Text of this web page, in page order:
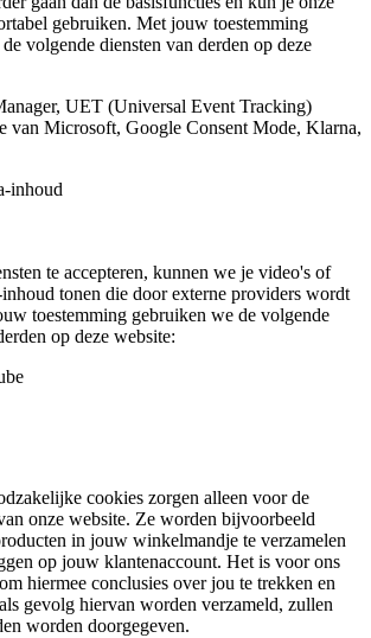
gebruiken. Met jouw toestemming
volgende diensten van derden op deze
UET (Universal Event Tracking)
van Microsoft, Google Consent Mode, Klarna,
inhoud
te accepteren, kunnen we je video's of
inhoud tonen die door externe providers wordt
toestemming gebruiken we de volgende
op deze website:
cookies zorgen alleen voor de
onze website. Ze worden bijvoorbeeld
in jouw winkelmandje te verzamelen
op jouw klantenaccount. Het is voor ons
hiermee conclusies over jou te trekken en
gevolg hiervan worden verzameld, zullen
worden doorgegeven.